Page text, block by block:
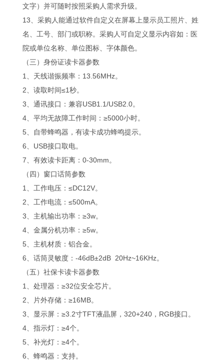
文字）并可随时按照采购人需求升级。
13、采购人能通过软件自定义在屏幕上显示员工照片、姓
名、工号、部门或职称。采购人可自定义显示内容如：医
院或单位名称、单位图标、字体颜色。
（三）身份证读卡器参数
1、天线谐振频率：13.56MHz。
2、读取时间≤1秒。
3、通讯接口：兼容USB1.1/USB2.0。
4、平均无故障工作时间：≥5000小时。
5、自带蜂鸣器，有读卡成功蜂鸣提示。
6、USB接口取电。
7、有效读卡距离：0-30mm。
（四）窗口话筒参数
1、工作电压：≤DC12V。
2、工作电流：≤500mA。
3、主机输出功率：≥3w。
4、金属分机功率：≥5w。
5、主机材质：铝合金。
6、话筒灵敏度：-46dB±2dB 20Hz~16KHz。
（五）社保卡读卡器参数
1、处理器：≥32位安全芯片。
2、片外存储：≥16MB。
3、显示屏：≥3.2寸TFT液晶屏，320+240，RGB接口。
4、指示灯：≥4个。
5、补光灯：≥4个。
6、蜂鸣器：支持。